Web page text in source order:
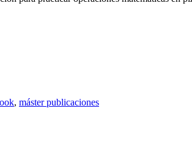
, máster publicaciones